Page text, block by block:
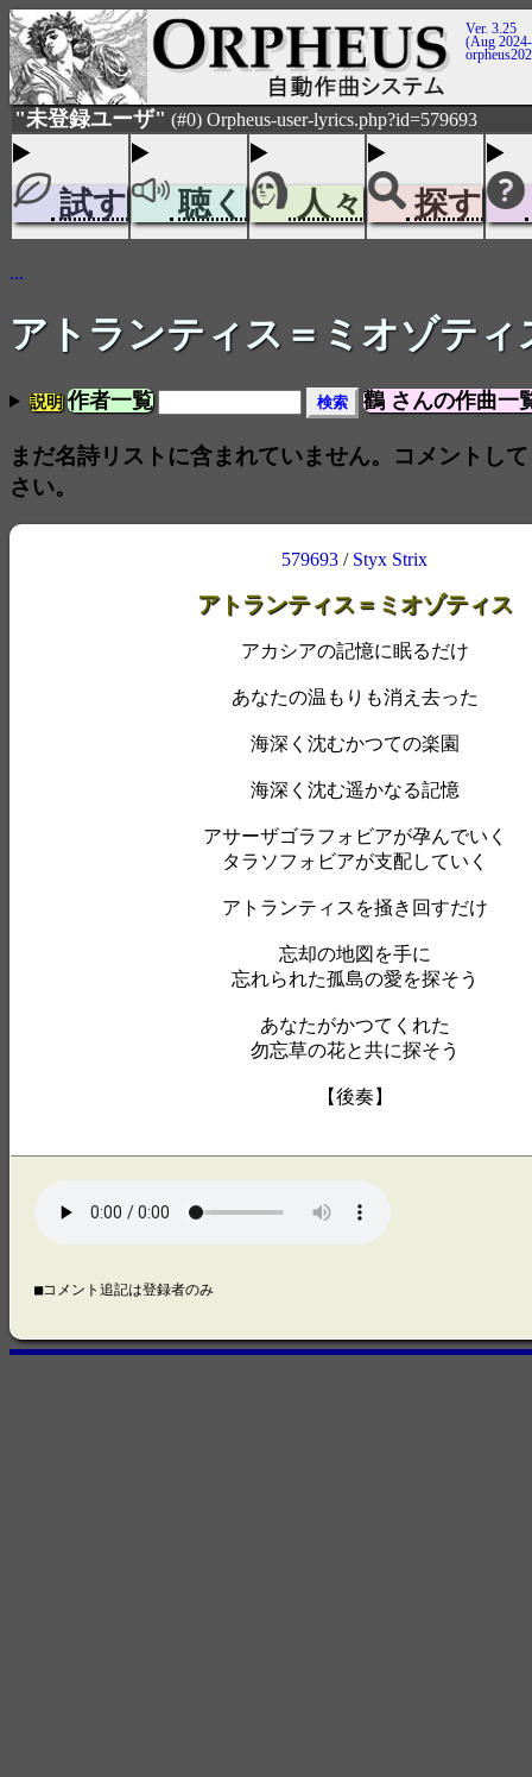
Ver. 3.25
(Aug
"未登録ユーザ" (#0) Orpheus-user-lyrics.php?id=579693
試す 聴く 人々 探す
...
アトランティス＝ミオゾテ
説明 作者一覧 鸛 さんの作曲一
まだ名詩リストに含まれていません。コメントし
さい。
579693 / Styx Strix
アトランティス＝ミオゾティス
アカシアの記憶に眠るだけ
あなたの温もりも消え去った
海深く沈むかつての楽園
海深く沈む遥かなる記憶
アサーザゴラフォビアが孕んでいく
タラソフォビアが支配していく
アトランティスを掻き回すだけ
忘却の地図を手に
忘れられた孤島の愛を探そう
あなたがかつてくれた
勿忘草の花と共に探そう
【後奏】
■コメント追記は登録者のみ